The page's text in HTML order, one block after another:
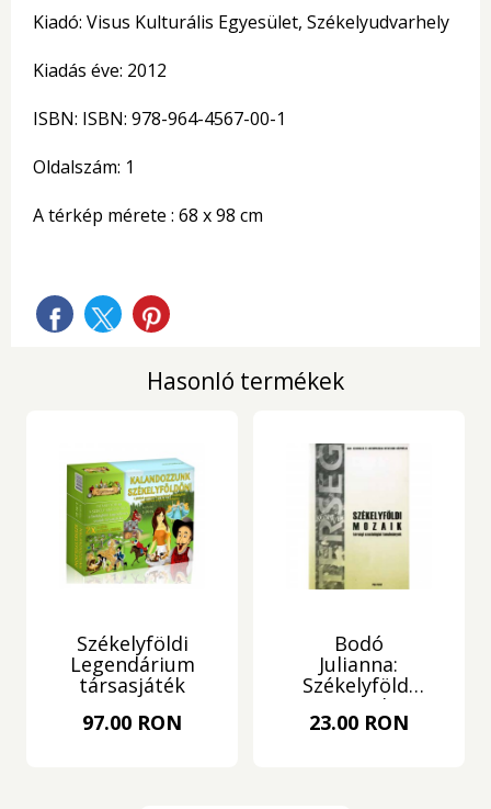
Kiadó: Visus Kulturális Egyesület, Székelyudvarhely
Kiadás éve: 2012
ISBN: ISBN: 978-964-4567-00-1
Oldalszám: 1
A térkép mérete : 68 x 98 cm
Hasonló termékek
Székelyföldi
Legendárium
társasjáték
97.00 RON
Bodó
Julianna:
Székelyföldi
mozaik
23.00 RON